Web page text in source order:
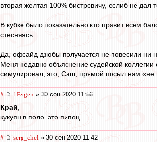
вторая желтая 100% бистровичу, еслиб не
В кубке было показательно кто правит всем
стесняясь.
Да, офсайд дзюбы получается не повесили ни
Меня недавно объяснение судейской коллегии
симулировал, это, Саш, прямой посыл нам «не
# 1Evgen » 30 сен 2020 11:56
Край
кукуян в поле, это пипец....
# serg_chel » 30 сен 2020 11:42